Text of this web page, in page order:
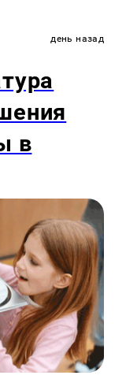
день назад
в